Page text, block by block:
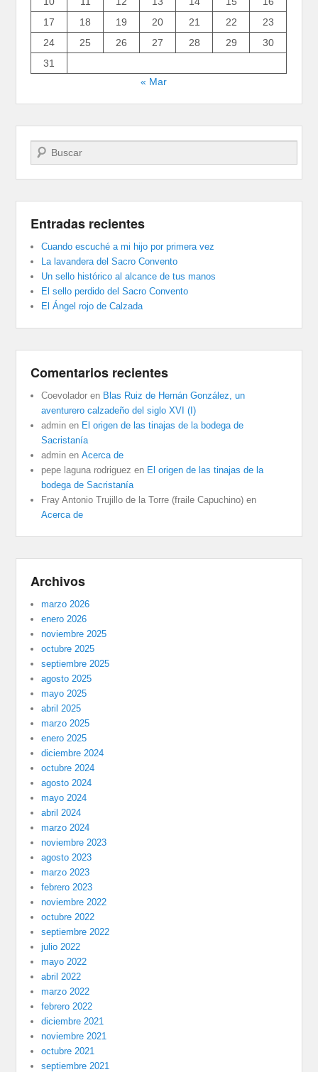
17
18 19 20 21 22
23
24
25 26 27 28 29
30
31
« Mar
Buscar
Entradas recientes
Cuando escuché a mi hijo por primera vez
La lavandera del Sacro Convento
Un sello histórico al alcance de tus manos
El sello perdido del Sacro Convento
El Ángel rojo de Calzada
Comentarios recientes
Coevolador en Blas Ruiz de Hernán González, un
aventurero calzadeño del siglo XVI (I)
admin en El origen de las tinajas de la bodega de
Sacristanía
admin enAcerca de
pepe laguna rodriguez en El origen de las tinajas de la
bodega de Sacristanía
Fray Antonio Trujillo de la Torre (fraile Capuchino) en
Acerca de
Archivos
marzo 2026
enero 2026
noviembre 2025
octubre 2025
septiembre 2025
agosto 2025
mayo 2025
abril 2025
marzo 2025
enero 2025
diciembre 2024
octubre 2024
agosto 2024
mayo 2024
abril 2024
marzo 2024
noviembre 2023
agosto 2023
marzo 2023
febrero 2023
noviembre 2022
octubre 2022
septiembre 2022
julio 2022
mayo 2022
abril 2022
marzo 2022
febrero 2022
diciembre 2021
noviembre 2021
octubre 2021
septiembre 2021